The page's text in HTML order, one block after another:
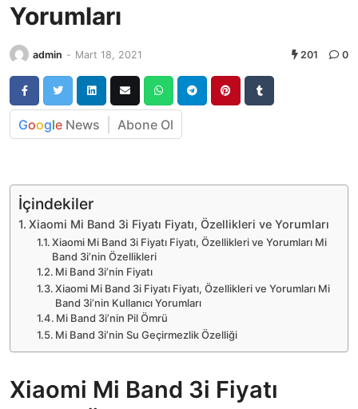
Yorumları
admin - Mart 18, 2021 201 0
Google News Abone Ol
İçindekiler
Xiaomi Mi Band 3i Fiyatı Fiyatı, Özellikleri ve Yorumları
Xiaomi Mi Band 3i Fiyatı Fiyatı, Özellikleri ve Yorumları Mi
Band 3i’nin Özellikleri
Mi Band 3i’nin Fiyatı
Xiaomi Mi Band 3i Fiyatı Fiyatı, Özellikleri ve Yorumları Mi
Band 3i’nin Kullanıcı Yorumları
Mi Band 3i’nin Pil Ömrü
Mi Band 3i’nin Su Geçirmezlik Özelliği
Xiaomi Mi Band 3i Fiyatı